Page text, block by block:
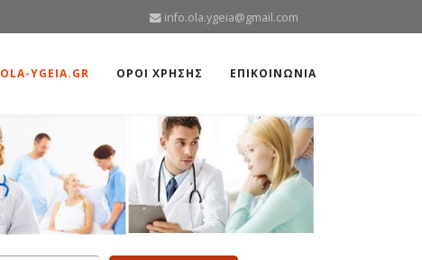
info.ola.ygeia@gmail.com
OLA-YGEIA.GR ΟΡΟΙ ΧΡΗΣΗΣ ΕΠΙΚΟΙΝΩΝΙΑ